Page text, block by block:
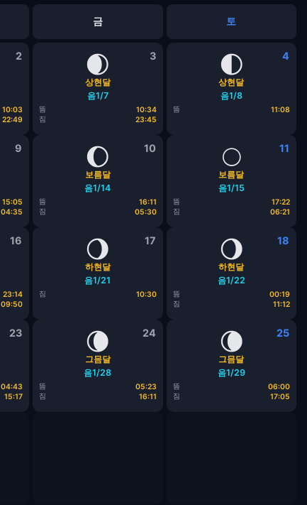
금 토
2
10:03
22:49
3
🌒
상현달
음1/7
뜸
10:34
짐
23:45
4
🌓
상현달
음1/8
뜸 11:08
9
15:05
04:35
10
🌔
보름달
음1/14
뜸
16:11
짐
05:30
11
🌕
보름달
음1/15
뜸
17:22
짐
06:21
16
23:14
09:50
17
🌖
하현달
음1/21
짐 10:30
18
🌖
하현달
음1/22
뜸
00:19
짐
11:12
23
04:43
15:17
24
🌘
그믐달
음1/28
뜸
05:23
짐
16:11
25
🌘
그믐달
음1/29
뜸
06:00
짐
17:05